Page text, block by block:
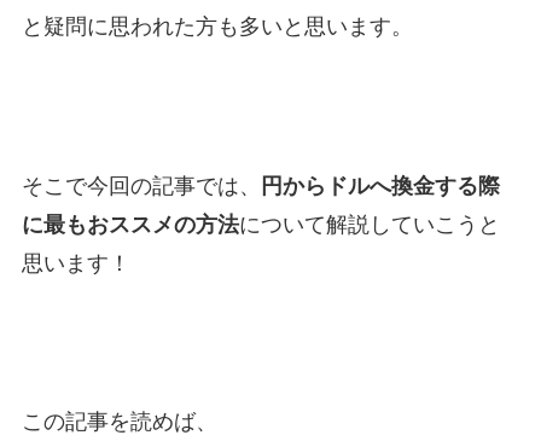
と疑問に思われた方も多いと思います。
そこで今回の記事では、
円からドルへ換金する際
に最もおススメの方法について解説していこうと
思います！
この記事を読めば、